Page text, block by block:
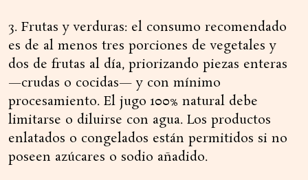
3. Frutas y verduras: el consumo recomendado
es de al menos tres porciones de vegetales y
dos de frutas al día, priorizando piezas enteras
—crudas o cocidas— y con mínimo
procesamiento. El jugo 100% natural debe
limitarse o diluirse con agua. Los productos
enlatados o congelados están permitidos si no
poseen azúcares o sodio añadido.